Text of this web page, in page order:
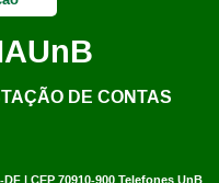
UnB
DE CONTAS